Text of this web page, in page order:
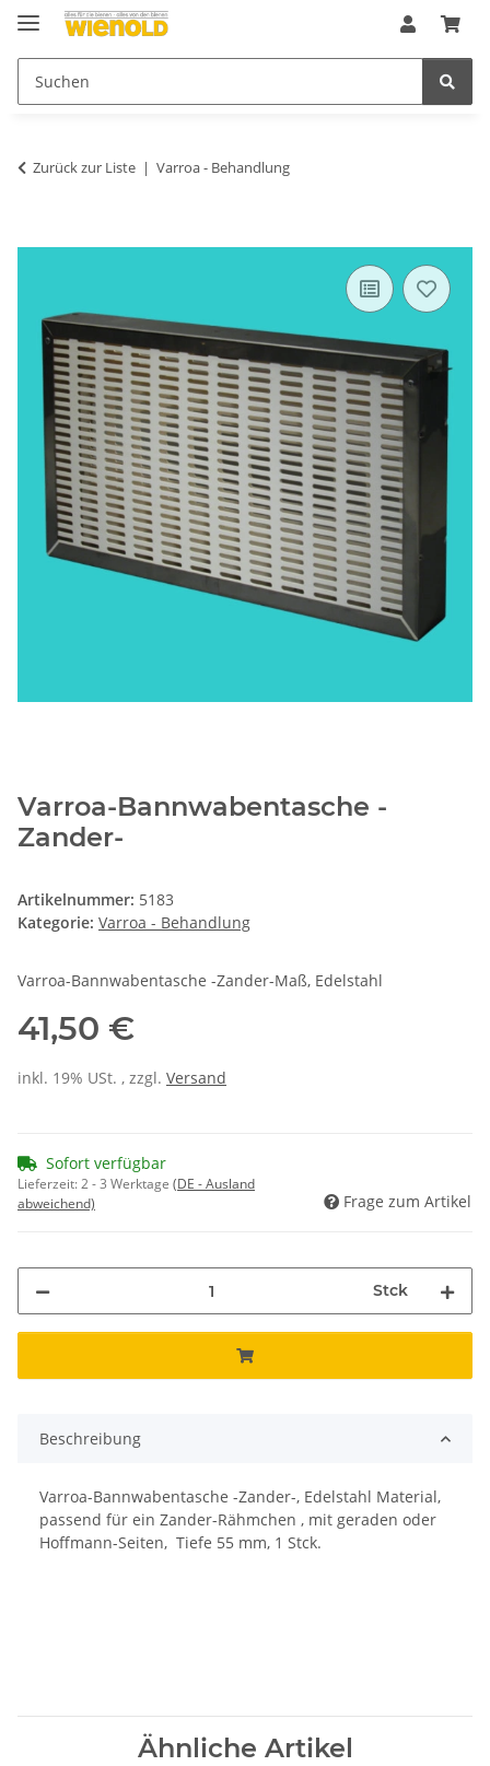
Zurück zur Liste Varroa - Behandlung
Varroa-Bannwabentasche -
Zander-
Artikelnummer: 5183
Kategorie: Varroa - Behandlung
Varroa-Bannwabentasche -Zander-Maß, Edelstahl
41,50 €
inkl. 19% USt. , zzgl. Versand
Sofort verfügbar
Lieferzeit:2 - 3 Werktage (DE - Ausland
abweichend)
Frage zum Artikel
Stck
Beschreibung
Varroa-Bannwabentasche -Zander-, Edelstahl Material,
passend für ein Zander-Rähmchen , mit geraden oder
Hoffmann-Seiten, Tiefe 55 mm, 1 Stck.
Ähnliche Artikel